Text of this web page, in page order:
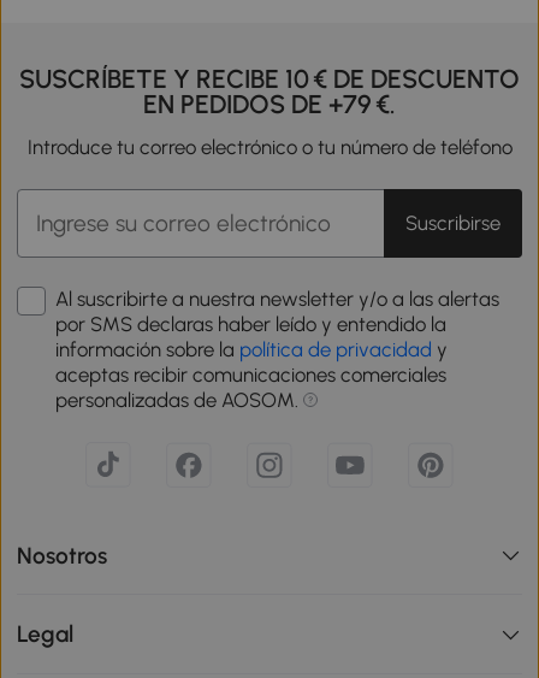
SUSCRÍBETE Y RECIBE 10 € DE DESCUENTO
EN PEDIDOS DE +79 €.
Introduce tu correo electrónico o tu número de teléfono
Suscribirse
Al suscribirte a nuestra newsletter y/o a las alertas
por SMS declaras haber leído y entendido la
información sobre la política de privacidad y
aceptas recibir comunicaciones comerciales
personalizadas de AOSOM.
Nosotros
Legal